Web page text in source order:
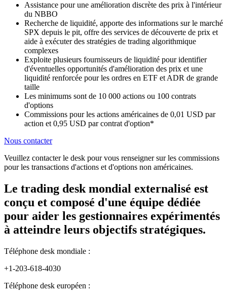
Assistance pour une amélioration discrète des prix à l'intérieur
du NBBO
Recherche de liquidité, apporte des informations sur le marché
SPX depuis le pit, offre des services de découverte de prix et
aide à exécuter des stratégies de trading algorithmique
complexes
Exploite plusieurs fournisseurs de liquidité pour identifier
d'éventuelles opportunités d'amélioration des prix et une
liquidité renforcée pour les ordres en ETF et ADR de grande
taille
Les minimums sont de 10 000 actions ou 100 contrats
d'options
Commissions pour les actions américaines de 0,01 USD par
action et 0,95 USD par contrat d'option*
Nous contacter
Veuillez contacter le desk pour vous renseigner sur les commissions
pour les transactions d'actions et d'options non américaines.
Le trading desk mondial externalisé est
conçu et composé d'une équipe dédiée
pour aider les gestionnaires expérimentés
à atteindre leurs objectifs stratégiques.
Téléphone desk mondiale :
+1-203-618-4030
Téléphone desk européen :